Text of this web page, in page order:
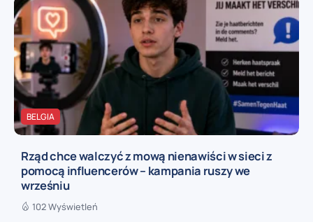
BELGIA
Rząd chce walczyć z mową nienawiści w sieci z
pomocą influencerów – kampania ruszy we
wrześniu
102 Wyświetleń